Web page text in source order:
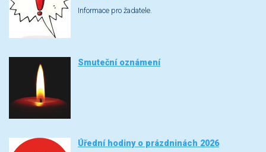
Informace pro žadatele.
Smuteční oznámení
Úřední hodiny o prázdninách 2026